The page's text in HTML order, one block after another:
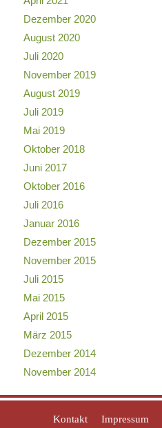
Dezember 2020
August 2020
Juli 2020
November 2019
August 2019
Juli 2019
Mai 2019
Oktober 2018
Juni 2017
Oktober 2016
Juli 2016
Januar 2016
Dezember 2015
November 2015
Juli 2015
Mai 2015
April 2015
März 2015
Dezember 2014
November 2014
Kontakt Impressum